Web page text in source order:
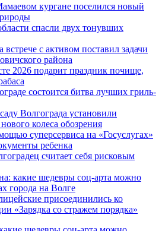
кургане поселился новый
спасли двух тонувших
с активом поставил задачи
района
2026 подарит праздник почище,
состоится битва лучших гриль-
Волгограда установили
колеса обозрения
суперсервиса на «Госуслугах»
ребенка
считает себя рисковым
какие шедевры соц-арта можно
города на Волге
присоединились ко
«Зарядка со стражем порядка»